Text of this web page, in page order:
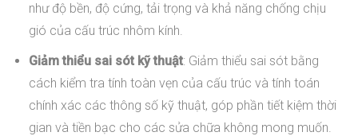
như độ bền, độ cứng, tải trọng và khả năng chống chịu
gió của cấu trúc nhôm kính.
Giảm thiểu sai sót kỹ thuật: Giảm thiểu sai sót bằng
cách kiểm tra tính toàn vẹn của cấu trúc và tính toán
chính xác các thông số kỹ thuật, góp phần tiết kiệm thời
gian và tiền bạc cho các sửa chữa không mong muốn.